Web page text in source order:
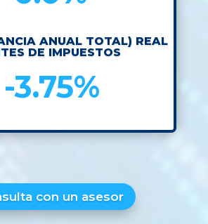
ANUAL TOTAL) REAL
DE IMPUESTOS
-3.75%
con un asesor